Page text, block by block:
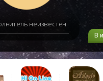
неизвестен
В